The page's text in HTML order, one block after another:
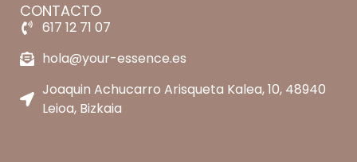
CONTACTO
617 12 71 07
hola@your-essence.es
Joaquin Achucarro Arisqueta Kalea, 10, 48940
Leioa, Bizkaia